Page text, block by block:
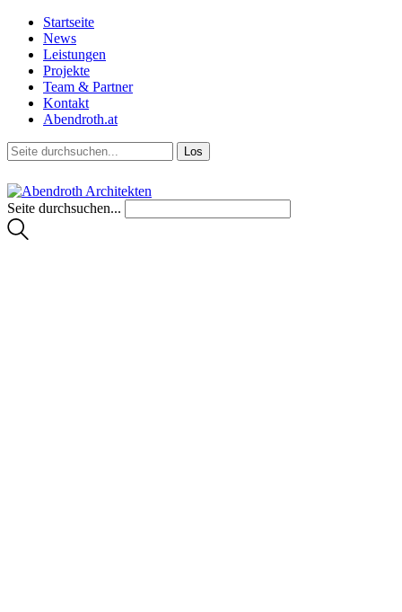
Startseite
News
Leistungen
Projekte
Team & Partner
Kontakt
Abendroth.at
Seite durchsuchen...